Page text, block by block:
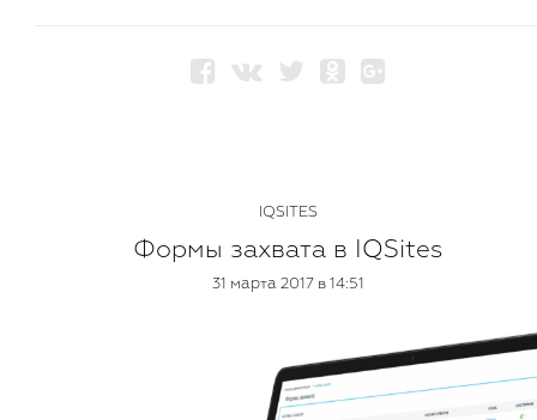
IQSITES
Формы захвата в IQSites
31 марта 2017 в 14:51